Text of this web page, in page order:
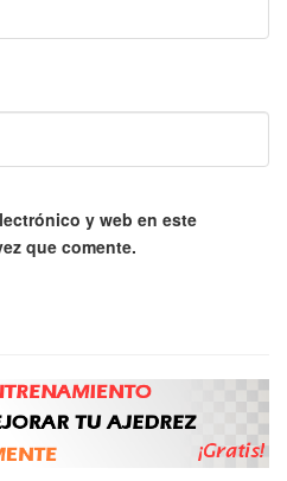
y web en este
que comente.